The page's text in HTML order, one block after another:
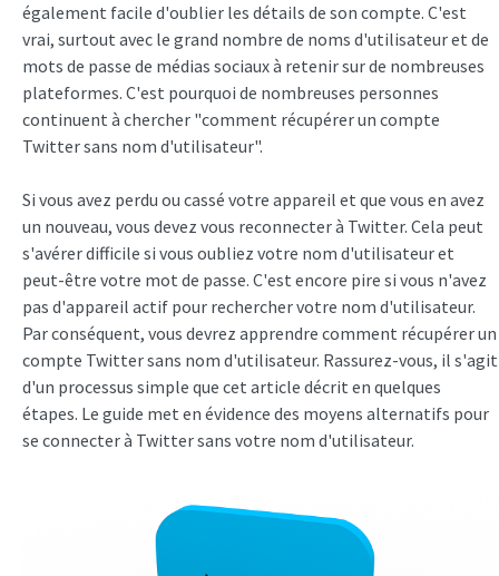
également facile d'oublier les détails de son compte. C'est
vrai, surtout avec le grand nombre de noms d'utilisateur et de
mots de passe de médias sociaux à retenir sur de nombreuses
plateformes. C'est pourquoi de nombreuses personnes
continuent à chercher "comment récupérer un compte
Twitter sans nom d'utilisateur".
Si vous avez perdu ou cassé votre appareil et que vous en avez
un nouveau, vous devez vous reconnecter à Twitter. Cela peut
s'avérer difficile si vous oubliez votre nom d'utilisateur et
peut-être votre mot de passe. C'est encore pire si vous n'avez
pas d'appareil actif pour rechercher votre nom d'utilisateur.
Par conséquent, vous devrez apprendre comment récupérer un
compte Twitter sans nom d'utilisateur. Rassurez-vous, il s'agit
d'un processus simple que cet article décrit en quelques
étapes. Le guide met en évidence des moyens alternatifs pour
se connecter à Twitter sans votre nom d'utilisateur.